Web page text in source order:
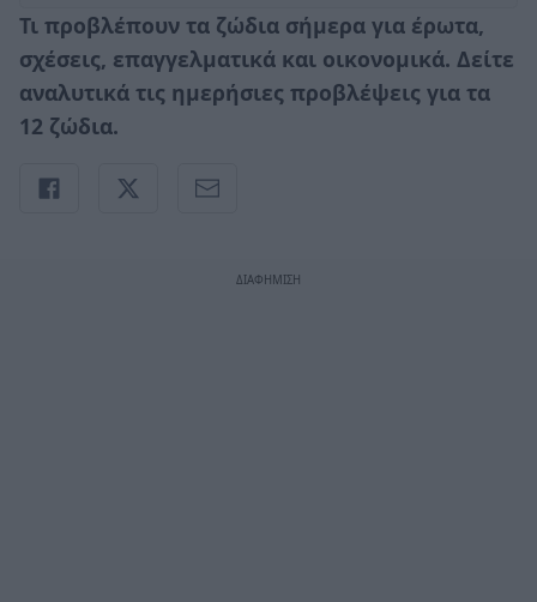
Τι προβλέπουν τα ζώδια σήμερα για έρωτα,
σχέσεις, επαγγελματικά και οικονομικά. Δείτε
αναλυτικά τις ημερήσιες προβλέψεις για τα
12 ζώδια.